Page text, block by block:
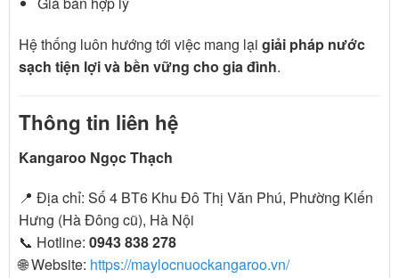
Hệ thống luôn hướng tới việc mang lại giải pháp nước
sạch tiện lợi và bền vững cho gia đình.
Thông tin liên hệ
Kangaroo Ngọc Thạch
📍 Địa chỉ: Số 4 BT6 Khu Đô Thị Văn Phú, Phường Kiến
Hưng (Hà Đông cũ), Hà Nội
📞 Hotline: 0943 838 278
🌐 Website: https://maylocnuockangaroo.vn/